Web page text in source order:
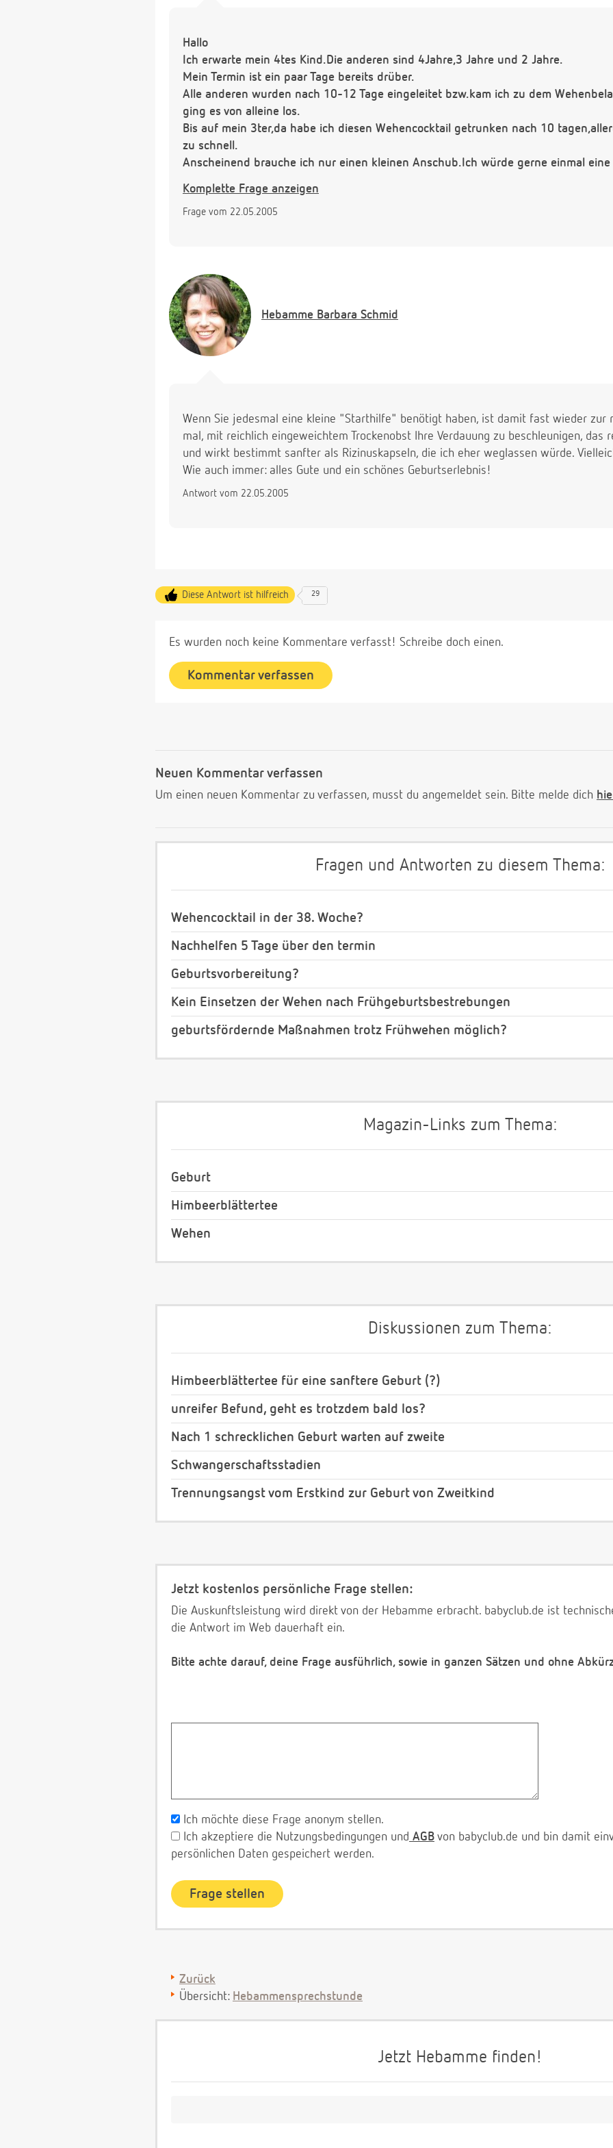
Hallo
Ich erwarte mein 4tes Kind.Die anderen sind 4Jahre,3 Jahre und 2 Jahre.
Mein Termin ist ein paar Tage bereits drüber.
Alle anderen wurden nach 10-12 Tage eingeleitet bzw.kam ich zu dem
ging es von alleine los.
Bis auf mein 3ter,da habe ich diesen Wehencocktail getrunken nach 10
zu schnell.
Anscheinend brauche ich nur einen kleinen Anschub.Ich würde gerne einmal
Zumal es ja mein 4tes ist,ist es ja doch schon merkwürdig dass es nie von alleine
Himbeerblättertee trinke ich bereits.
LG tanja
Komplette Frage anzeigen
Frage vom 22.05.2005
Hebamme Barbara Schmid
Wenn Sie jedesmal eine kleine "Starthilfe" benötigt haben, ist damit fast wieder zur
mal, mit reichlich eingeweichtem Trockenobst Ihre Verdauung zu beschleunigen, das
und wirkt bestimmt sanfter als Rizinuskapseln, die ich eher weglassen würde.
Wie auch immer: alles Gute und ein schönes Geburtserlebnis!
Antwort vom 22.05.2005
Diese Antwort ist hilfreich 29
Es wurden noch keine Kommentare verfasst! Schreibe doch einen.
Kommentar verfassen
Neuen Kommentar verfassen
Um einen neuen Kommentar zu verfassen, musst du angemeldet sein. Bitte melde dich
Fragen und Antworten zu diesem Thema:
Wehencocktail in der 38. Woche?
Nachhelfen 5 Tage über den termin
Geburtsvorbereitung?
Kein Einsetzen der Wehen nach Frühgeburtsbestrebungen
geburtsfördernde Maßnahmen trotz Frühwehen möglich?
Magazin-Links zum Thema:
Geburt
Himbeerblättertee
Wehen
Diskussionen zum Thema:
Himbeerblättertee für eine sanftere Geburt (?)
unreifer Befund, geht es trotzdem bald los?
Nach 1 schrecklichen Geburt warten auf zweite
Schwangerschaftsstadien
Trennungsangst vom Erstkind zur Geburt von Zweitkind
Jetzt kostenlos persönliche Frage stellen:
Die Auskunftsleistung wird direkt von der Hebamme erbracht. babyclub.de ist
die Antwort im Web dauerhaft ein.
Bitte achte darauf, deine Frage ausführlich, sowie in ganzen Sätzen und ohne
Ich möchte diese Frage anonym stellen.
Ich akzeptiere die Nutzungsbedingungen und AGB von babyclub.de und bin damit
persönlichen Daten gespeichert werden.
Zurück
Übersicht: Hebammensprechstunde
Jetzt Hebamme finden!